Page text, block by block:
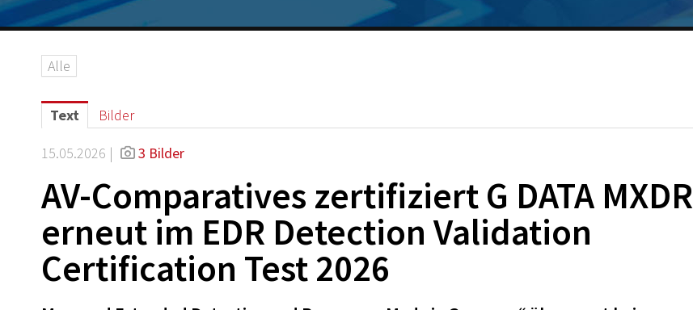
Alle
Text Bilder
15.05.2026 | 3 Bilder
AV-Comparatives zertifiziert G DATA MXDR
erneut im EDR Detection Validation
Certification Test 2026